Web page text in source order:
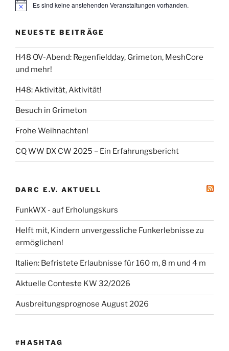
Es sind keine anstehenden Veranstaltungen vorhanden.
NEUESTE BEITRÄGE
H48 OV-Abend: Regenfieldday, Grimeton, MeshCore
und mehr!
H48: Aktivität, Aktivität!
Besuch in Grimeton
Frohe Weihnachten!
CQ WW DX CW 2025 – Ein Erfahrungsbericht
DARC E.V. AKTUELL
FunkWX - auf Erholungskurs
Helft mit, Kindern unvergessliche Funkerlebnisse zu
ermöglichen!
Italien: Befristete Erlaubnisse für 160 m, 8 m und 4 m
Aktuelle Conteste KW 32/2026
Ausbreitungsprognose August 2026
#HASHTAG